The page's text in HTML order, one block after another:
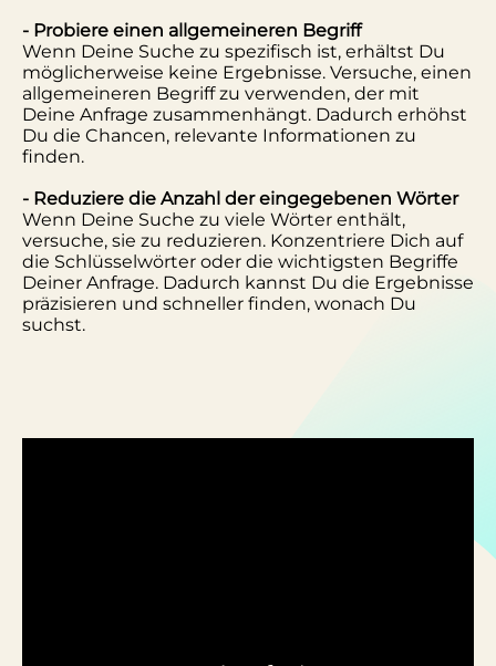
- Probiere einen allgemeineren Begriff
Wenn Deine Suche zu spezifisch ist, erhältst Du
möglicherweise keine Ergebnisse. Versuche, einen
allgemeineren Begriff zu verwenden, der mit
Deine Anfrage zusammenhängt. Dadurch erhöhst
Du die Chancen, relevante Informationen zu
finden.
- Reduziere die Anzahl der eingegebenen Wörter
Wenn Deine Suche zu viele Wörter enthält,
versuche, sie zu reduzieren. Konzentriere Dich auf
die Schlüsselwörter oder die wichtigsten Begriffe
Deiner Anfrage. Dadurch kannst Du die Ergebnisse
präzisieren und schneller finden, wonach Du
suchst.